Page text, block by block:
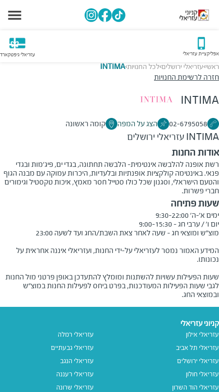
אפליקציית עזריאלי עזריאלי גיפטקארד
ראשי>עזריאלי ירושלים>לכל החנויות>
INTIMA
חזרה לרשימת החנויות
INTIMA
02-6795058 הצג על המפה קומה ראשונה
INTIMA עזריאלי ירושלים
אודות החנות
רשת אופנה להלבשה אינטימית- הלבשה תחתונה, בגדי ים, פיג'מות ובגדי
פנאי. באינטימה קולקציות אופנתיות ובלעדיות, היכרות עמוקה עם מבנה הגוף
והטעם הישראלי, וסגנון שכל כולו סטייל חסר מאמץ, איכות טקסטיל וגימורים
חברי פשרות.
שעות פתיחה
המידע האמור נמסר לעזריאלי על-ידי החנות, ועזריאלי איננה אחראית על
שעות הפעילות עשויות להשתנות ומומלץ להתעדכן באופן פרטני מול החנות
לגבי שעות הפעילות המעודכנות, בפרט ביחס לפעילות החנות במוצ"ש
ובמוצאי החג.
קניוני עזריאלי
עזריאלי אילון
עזריאלי תל אביב
עזריאלי ירושלים
עזריאלי חולון
עזריאלי הוד השרון
עזריאלי רמלה
עזריאלי גבעתיים
עזריאלי הנגב
עזריאלי רעננה
עזריאלי שרונה